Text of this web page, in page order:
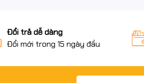
Đổi trả dễ dàng
Đổi mới trong 15 ngày đầu